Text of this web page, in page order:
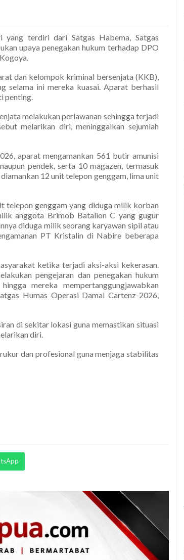
yang terdiri dari Satgas Habema, Satgas
upaya penegakan hukum terhadap DPO
dan kelompok kriminal bersenjata (KKB),
selama ini mereka kuasai. Aparat berhasil
penting.
melakukan perlawanan sehingga terjadi
melarikan diri, meninggalkan sejumlah
aparat mengamankan 561 butir amunisi
pendek, serta 10 magazen, termasuk
12 unit telepon genggam, lima unit
telepon genggam yang diduga milik korban
anggota Brimob Batalion C yang gugur
diduga milik seorang karyawan sipil atau
PT Kristalin di Nabire beberapa
ketika terjadi aksi-aksi kekerasan.
pengejaran dan penegakan hukum
mereka mempertanggungjawabkan
Humas Operasi Damai Cartenz-2026,
di sekitar lokasi guna memastikan situasi
diri.
dan profesional guna menjaga stabilitas